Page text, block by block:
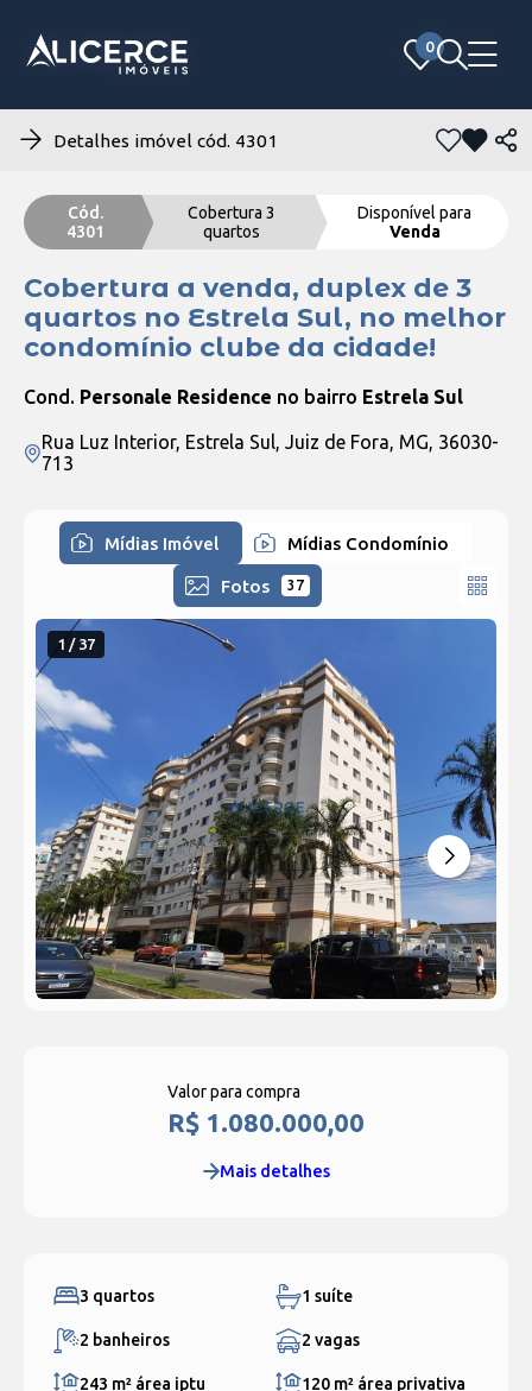
0
0
Detalhes imóvel cód. 4301
Cód.
4301
Cobertura 3
quartos
Disponível para
Venda
Cobertura a venda, duplex de 3
quartos no Estrela Sul, no melhor
condomínio clube da cidade!
Cond. Personale Residence no bairro Estrela Sul
Rua Luz Interior, Estrela Sul, Juiz de Fora, MG, 36030-
713
Mídias Imóvel Mídias Condomínio
Fotos 37
1 / 37
Valor para compra
R$ 1.080.000,00
Mais detalhes
3 quartos 1 suíte
2 banheiros 2 vagas
243 m² área iptu 120 m² área privativa